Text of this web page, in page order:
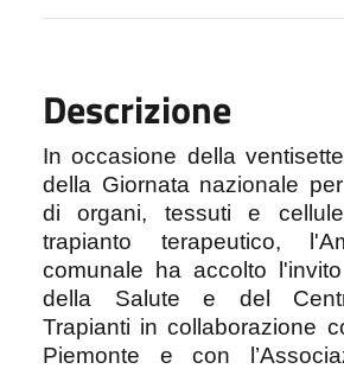
Descrizione
In occasione della
della Giornata nazionale
di organi, tessuti e
trapianto terapeutico,
comunale ha accolto
della Salute e del
Trapianti in collaborazione
Piemonte e con